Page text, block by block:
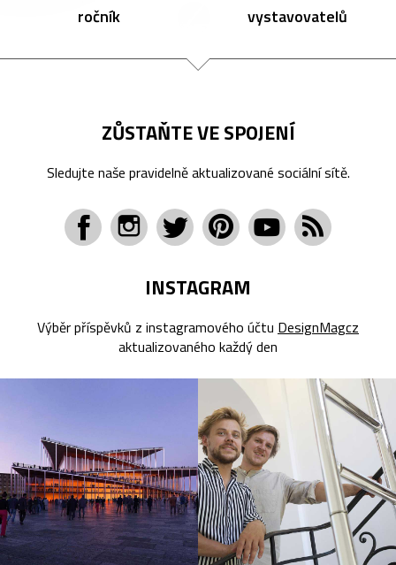
ročník vystavovatelů
ZŮSTAŇTE VE SPOJENÍ
Sledujte naše pravidelně aktualizované sociální sítě.
INSTAGRAM
Výběr příspěvků z instagramového účtu DesignMagcz
aktualizovaného každý den